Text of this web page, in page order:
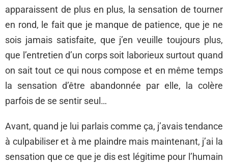
apparaissent de plus en plus, la sensation de tourner
en rond, le fait que je manque de patience, que je ne
sois jamais satisfaite, que j’en veuille toujours plus,
que l’entretien d’un corps soit laborieux surtout quand
on sait tout ce qui nous compose et en même temps
la sensation d’être abandonnée par elle, la colère
parfois de se sentir seul…
Avant, quand je lui parlais comme ça, j’avais tendance
à culpabiliser et à me plaindre mais maintenant, j’ai la
sensation que ce que je dis est légitime pour l’humain